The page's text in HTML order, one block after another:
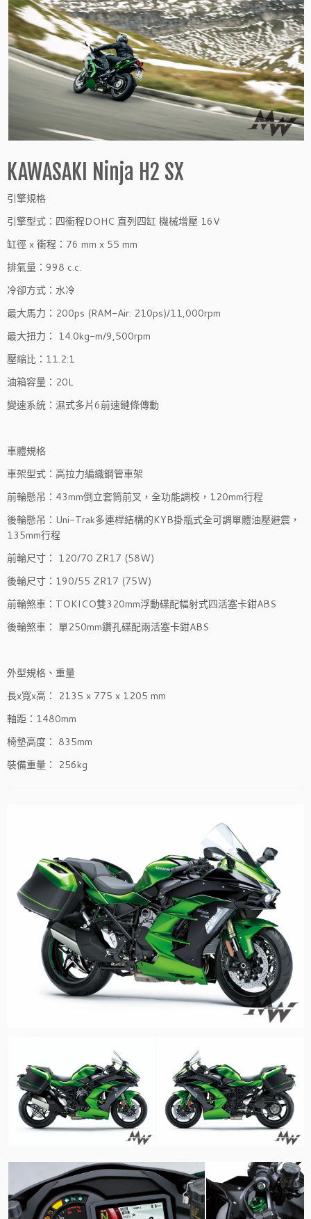
KAWASAKI Ninja H2 SX
引擎規格
引擎型式：四衝程DOHC 直列四缸 機械增壓 16V
缸徑 x 衝程：76 mm x 55 mm
排氣量：998 c.c.
冷卻方式：水冷
最大馬力：200ps (RAM-Air: 210ps)/11,000rpm
最大扭力： 14.0kg-m/9,500rpm
壓縮比：11.2:1
油箱容量：20L
變速系統：濕式多片6前速鏈條傳動
車體規格
車架型式：高拉力編織鋼管車架
前輪懸吊：43mm倒立套筒前叉，全功能調校，120mm行程
後輪懸吊：Uni-Trak多連桿結構的KYB掛瓶式全可調單體油壓避震，
135mm行程
前輪尺寸： 120/70 ZR17 (58W)
後輪尺寸：190/55 ZR17 (75W)
前輪煞車：TOKICO雙320mm浮動碟配幅射式四活塞卡鉗ABS
後輪煞車： 單250mm鑽孔碟配兩活塞卡鉗ABS
外型規格、重量
長x寬x高： 2135 x 775 x 1205 mm
軸距：1480mm
椅墊高度： 835mm
裝備重量： 256kg